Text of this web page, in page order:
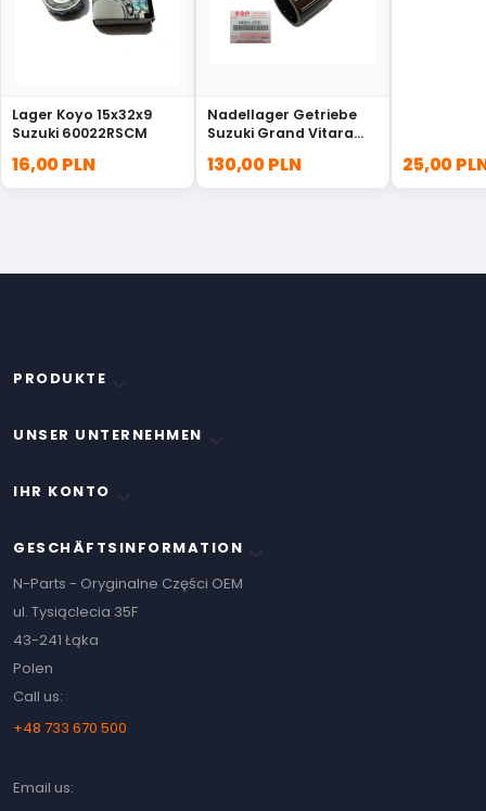
Lager Koyo 15x32x9
Suzuki 60022RSCM
16,00 PLN
Nadellager Getriebe
Suzuki Grand Vitara
130,00 PLN 25,00
PRODUKTE
UNSER UNTERNEHMEN
IHR KONTO
GESCHÄFTSINFORMATION
N-Parts - Oryginalne Części OEM
ul. Tysiąclecia 35F
43-241 Łąka
Polen
Call us:
+48 733 670 500
Email us: